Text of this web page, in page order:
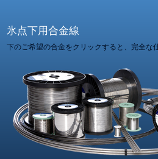
氷点下用合金線
下のご希望の合金をクリックすると、完全な